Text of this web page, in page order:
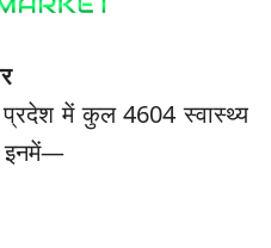
में कुल 4604 स्वास्थ्य
इनमें—